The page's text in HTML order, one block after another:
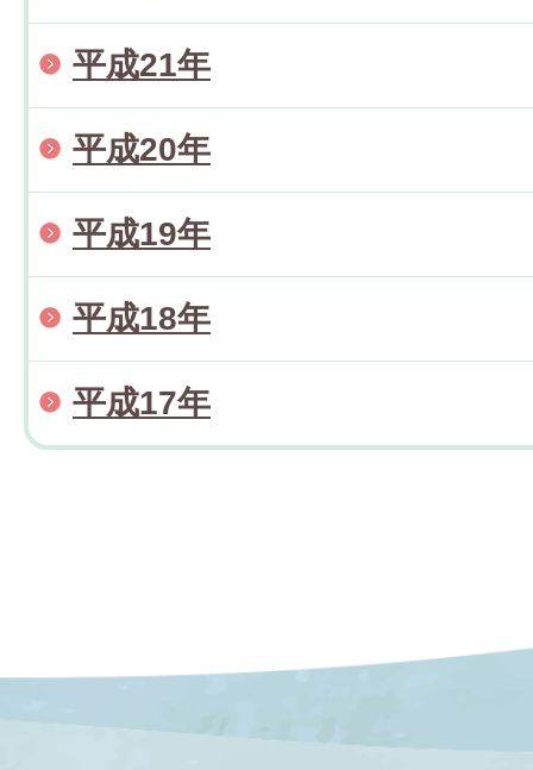
平成21年
平成20年
平成19年
平成18年
平成17年